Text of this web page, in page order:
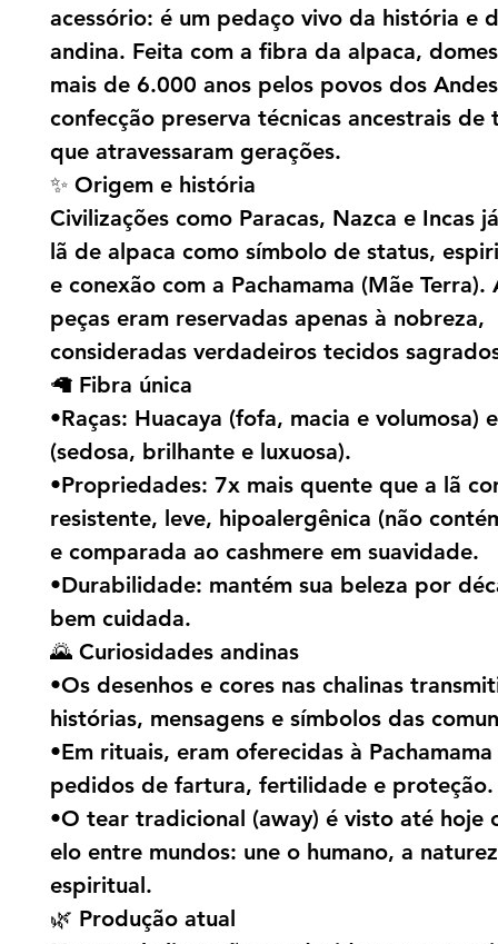
acessório: é um pedaço vivo da história e
andina. Feita com a fibra da alpaca,
mais de 6.000 anos pelos povos dos
confecção preserva técnicas ancestrais de
que atravessaram gerações.
✨ Origem e história
Civilizações como Paracas, Nazca e Incas
lã de alpaca como símbolo de status,
e conexão com a Pachamama (Mãe Terra).
peças eram reservadas apenas à nobreza,
consideradas verdadeiros tecidos
🦙 Fibra única
•Raças: Huacaya (fofa, macia e volumosa)
(sedosa, brilhante e luxuosa).
•Propriedades: 7x mais quente que a lã
resistente, leve, hipoalergênica (não
e comparada ao cashmere em suavidade.
•Durabilidade: mantém sua beleza por
bem cuidada.
🌄 Curiosidades andinas
•Os desenhos e cores nas chalinas
histórias, mensagens e símbolos das
•Em rituais, eram oferecidas à
pedidos de fartura, fertilidade e proteção.
•O tear tradicional (away) é visto até hoje
elo entre mundos: une o humano, a
espiritual.
🌿 Produção atual